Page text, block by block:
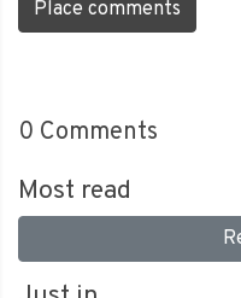
Place comments
0 Comments
Most read